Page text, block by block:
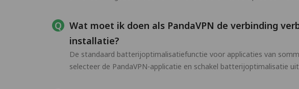
Wat moet ik doen als PandaVPN de verbinding
installatie?
De standaard batterijoptimalisatiefunctie voor applicaties van
selecteer de PandaVPN-applicatie en schakel batterijoptimalisatie